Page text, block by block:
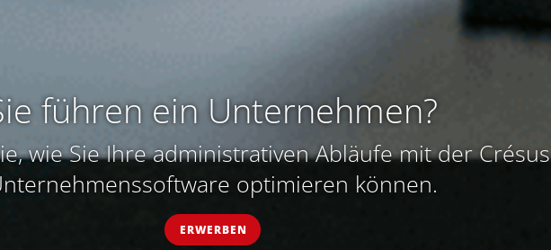
führen ein Unternehmen?
wie Sie Ihre administrativen Abläufe mit der Crésus
optimieren können.
ERWERBEN